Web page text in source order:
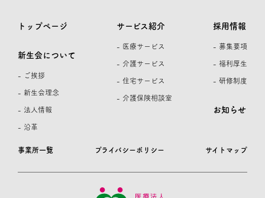
事業所一覧 プライバシーポリシー サイトマップ
トップページ
新生会について
- ご挨拶
- 新生会理念
- 法人情報
- 沿革
サービス紹介
- 医療サービス
- 介護サービス
- 住宅サービス
- 介護保険相談室
採用情報
- 募集要項
- 福利厚生
- 研修制度
お知らせ